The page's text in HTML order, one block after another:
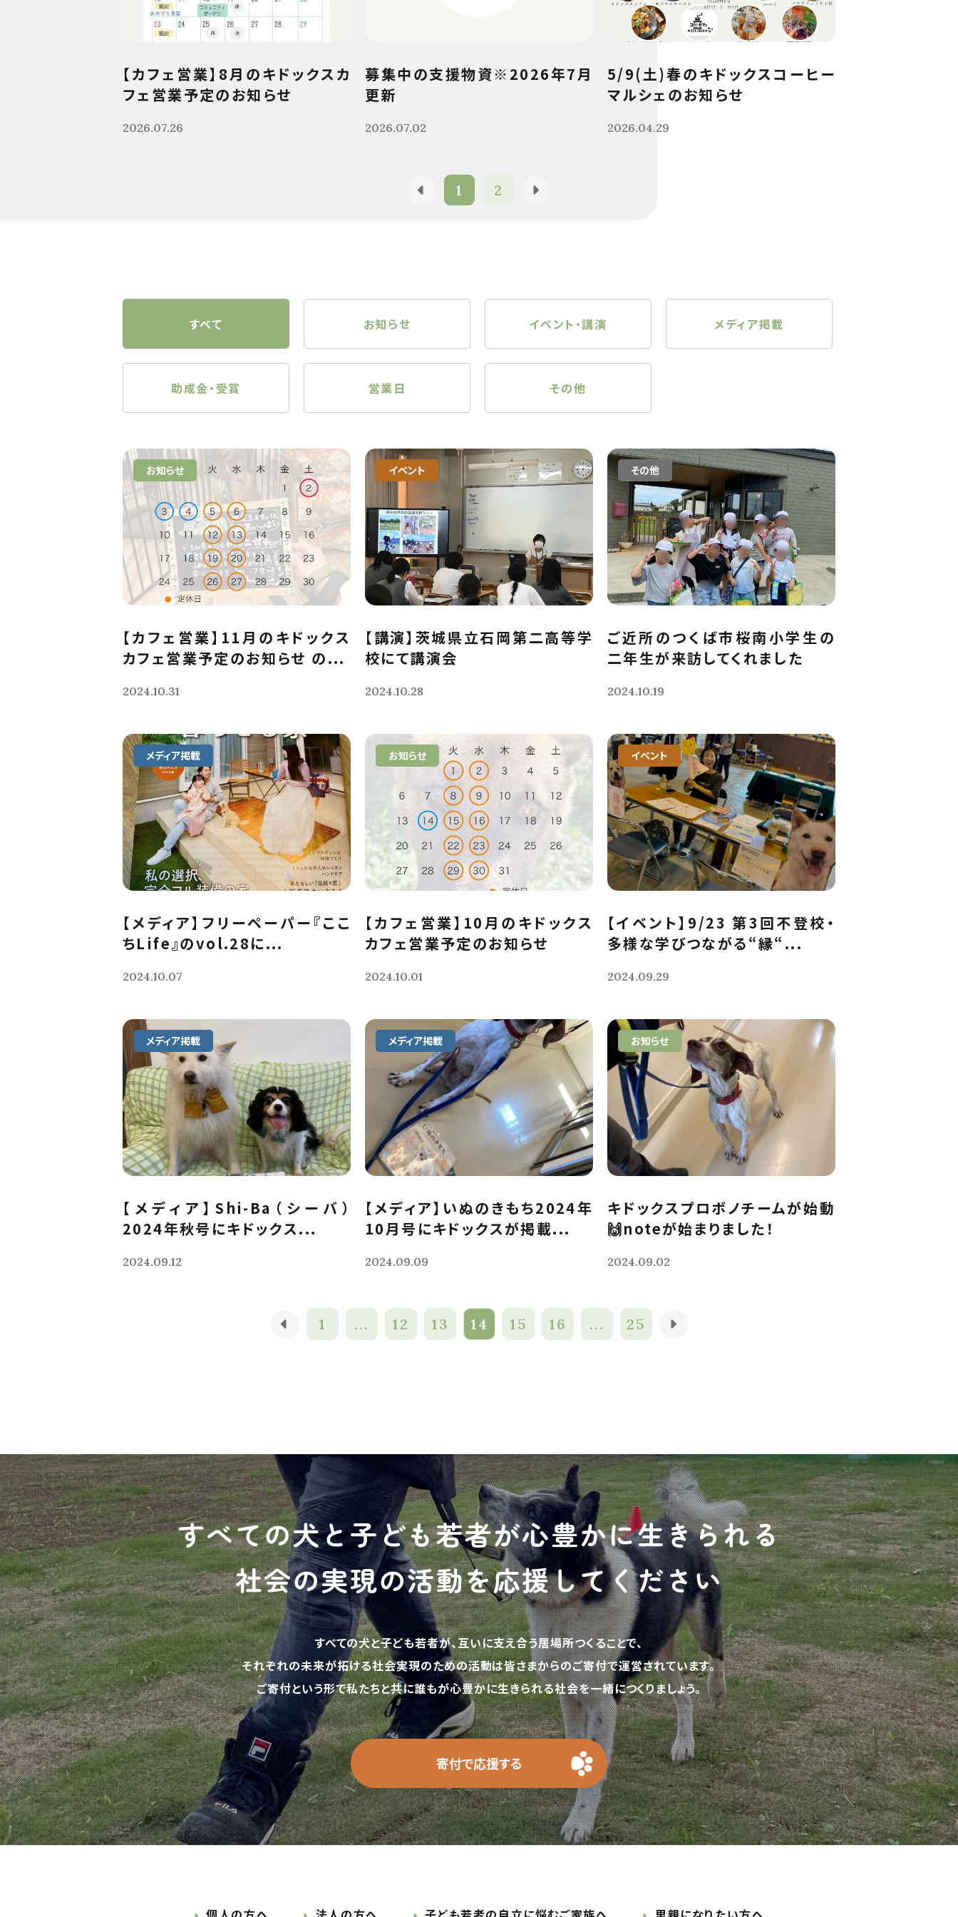
【カフェ営業】8月のキドックスカ
フェ営業予定のお知らせ
2026.07.26
募集中の支援物資※2026年7月
更新
2026.07.02
5/9(土)春のキドックスコーヒー
マルシェのお知らせ
2026.04.29
1 2
すべて お知らせ イベント・講演 メディア掲載
助成金・受賞 営業日 その他
お知らせ
【カフェ営業】11月のキドックス
カフェ営業予定のお知らせ の...
2024.10.31
イベント
【講演】茨城県立石岡第二高等学
校にて講演会
2024.10.28
その他
ご近所のつくば市桜南小学生の
二年生が来訪してくれました
2024.10.19
メディア掲載
【メディア】フリーペーパー『ここ
ちLife』のvol.28に...
2024.10.07
お知らせ
【カフェ営業】10月のキドックス
カフェ営業予定のお知らせ
2024.10.01
イベント
【イベント】9/23 第3回不登校・
多様な学びつながる“縁“...
2024.09.29
メディア掲載
【メディア】Shi-Ba（シーバ）
2024年秋号にキドックス...
2024.09.12
メディア掲載
【メディア】いぬのきもち2024年
10月号にキドックスが掲載...
2024.09.09
お知らせ
キドックスプロボノチームが始動
🙌noteが始まりました！
2024.09.02
1 ... 12 13 14 15 16 ... 25
すべての犬と子ども若者が心豊かに生きられる
社会の実現の活動を応援してください
すべての犬と子ども若者が、互いに支え合う居場所つくることで、
それぞれの未来が拓ける社会実現のための活動は皆さまからのご寄付で運営されています。
ご寄付という形で私たちと共に誰もが心豊かに生きられる社会を一緒につくりましょう。
寄付で応援する